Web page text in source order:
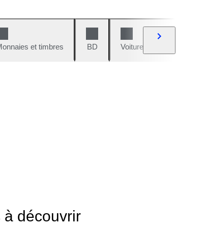
et timbres BD Voitures et motos
à découvrir